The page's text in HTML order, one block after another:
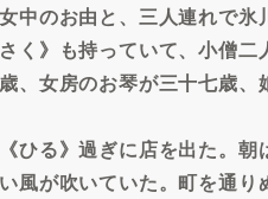
中のお由と、三人連れで氷
く》も持っていて、小僧二
、女房のお琴が三十七歳、
る》過ぎに店を出た。朝
風が吹いていた。町を通り